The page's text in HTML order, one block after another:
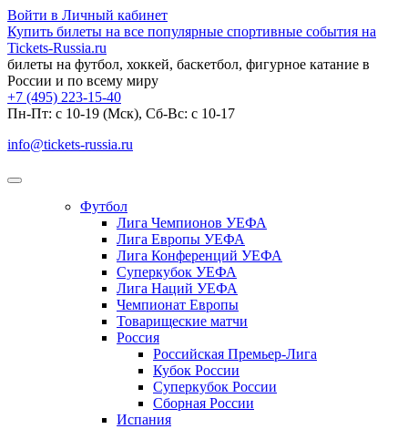
Войти в Личный кабинет
Купить билеты на все популярные спортивные события на
Tickets-Russia.ru
билеты на футбол, хоккей, баскетбол, фигурное катание в
России и по всему миру
+7 (495) 223-15-40
Пн-Пт: c 10-19 (Мск), Сб-Вс: с 10-17
info@tickets-russia.ru
Футбол
Лига Чемпионов УЕФА
Лига Европы УЕФА
Лига Конференций УЕФА
Суперкубок УЕФА
Лига Наций УЕФА
Чемпионат Европы
Товарищеские матчи
Россия
Российская Премьер-Лига
Кубок России
Суперкубок России
Сборная России
Испания